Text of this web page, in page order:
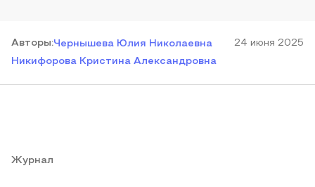
Авторы:Чернышева Юлия Николаевна
Никифорова Кристина Александровна
24 июня 2025
Журнал